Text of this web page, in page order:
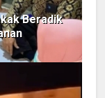
Beradik